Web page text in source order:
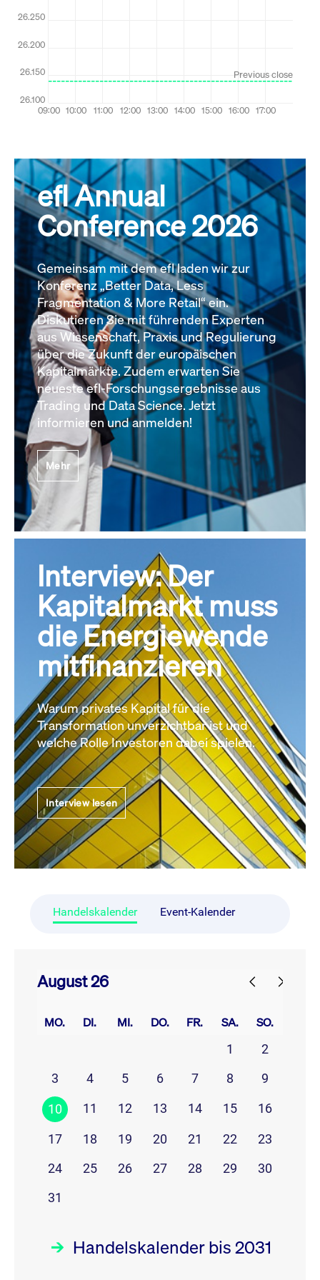
efl Annual
Conference 2026
Gemeinsam mit dem efl laden wir zur
Konferenz „Better Data, Less
Fragmentation & More Retail“ ein.
Diskutieren Sie mit führenden Experten
aus Wissenschaft, Praxis und Regulierung
über die Zukunft der europäischen
Kapitalmärkte. Zudem erwarten Sie
neueste efl-Forschungsergebnisse aus
Trading und Data Science. Jetzt
informieren und anmelden!
Mehr
Interview: Der
Kapitalmarkt muss
die Energiewende
mitfinanzieren
Warum privates Kapital für die
Transformation unverzichtbar ist und
welche Rolle Investoren dabei spielen.
Interview lesen
Handelskalender Event-Kalender
August 26
MO. DI. MI. DO. FR. SA. SO.
1
2
3
4 5 6 7 8 9
10 11 12 13 14 15 16
17 18 19 20 21 22
23
24
25 26 27 28 29
30
31
Handelskalender bis 2031